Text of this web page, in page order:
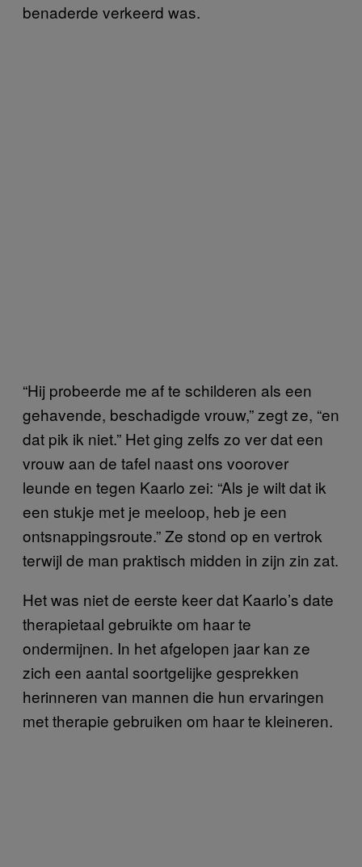
benaderde verkeerd was.
“Hij probeerde me af te schilderen als een
gehavende, beschadigde vrouw,” zegt ze, “en
dat pik ik niet.” Het ging zelfs zo ver dat een
vrouw aan de tafel naast ons voorover
leunde en tegen Kaarlo zei: “Als je wilt dat ik
een stukje met je meeloop, heb je een
ontsnappingsroute.” Ze stond op en vertrok
terwijl de man praktisch midden in zijn zin zat.
Het was niet de eerste keer dat Kaarlo’s date
therapietaal gebruikte om haar te
ondermijnen. In het afgelopen jaar kan ze
zich een aantal soortgelijke gesprekken
herinneren van mannen die hun ervaringen
met therapie gebruiken om haar te kleineren.